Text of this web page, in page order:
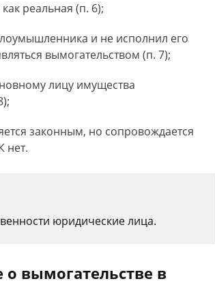
реальная (п. 6);
и не исполнил его
вымогательством (п. 7);
лицу имущества
законным, но сопровождается
нет.
юридические лица.
о вымогательстве в